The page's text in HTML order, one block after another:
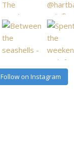
Follow on Instagram